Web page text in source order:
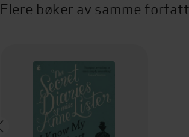
Flere bøker av samme